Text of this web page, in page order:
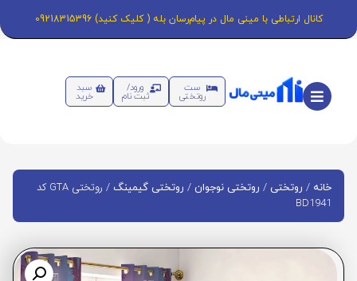
کانال ارتباطی با مینی مال در پیام‌رسان بله ( کلیک کنید) 09218315396
ست
روتختی
ورود/
ثبت نام
سبد
خرید
خانه / روتختی / روتختی نوجوان / روتختی گیمینگ
/ روتختی GTA کد
BD1941